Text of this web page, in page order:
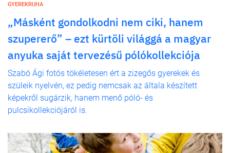
GYEREKRUHA
„Másként gondolkodni nem ciki, hanem
szupererő” – ezt kürtöli világgá a magyar
anyuka saját tervezésű pólókollekciója
Szabó Ági fotós tökéletesen ért a zizegős gyerekek és
szüleik nyelvén, ez pedig nemcsak az általa készített
képekről sugárzik, hanem menő póló- és
pulcsikollekciójáról is.